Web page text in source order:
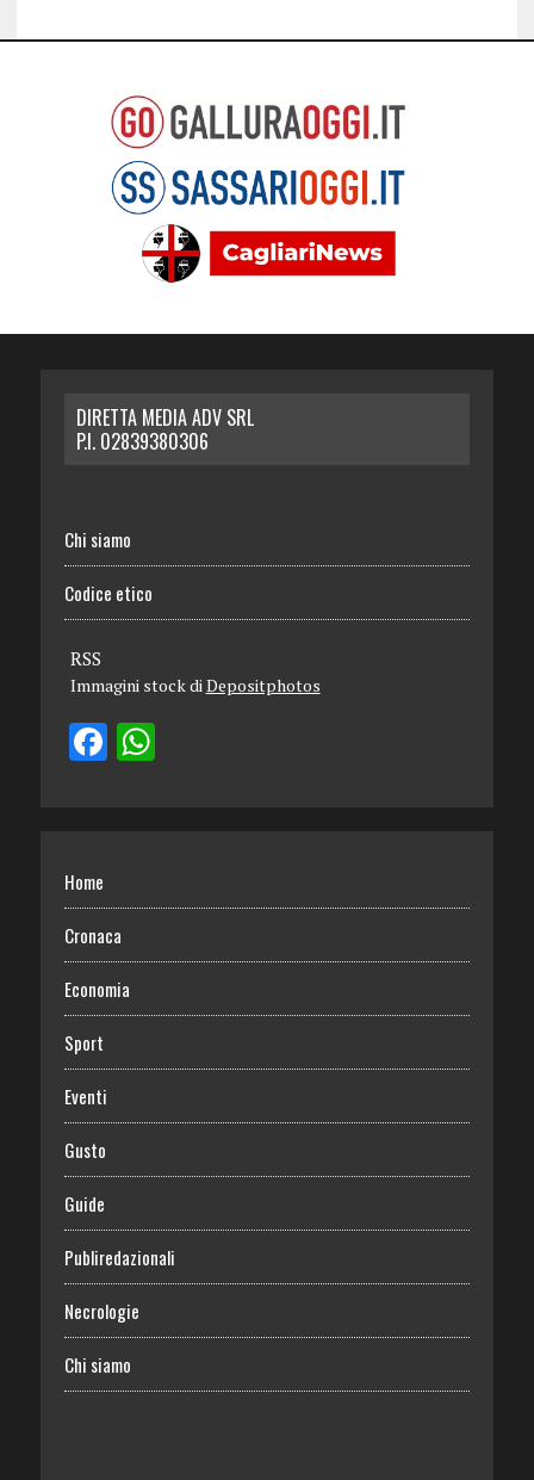
DIRETTA MEDIA ADV SRL
P.I. 02839380306
Chi siamo
Codice etico
RSS
Immagini stock diDepositphotos
Home
Cronaca
Economia
Sport
Eventi
Gusto
Guide
Publiredazionali
Necrologie
Chi siamo